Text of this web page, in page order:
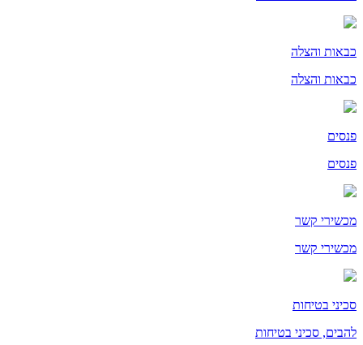
כבאות והצלה
כבאות והצלה
פנסים
פנסים
מכשירי קשר
מכשירי קשר
סכיני בטיחות
להבים, סכיני בטיחות